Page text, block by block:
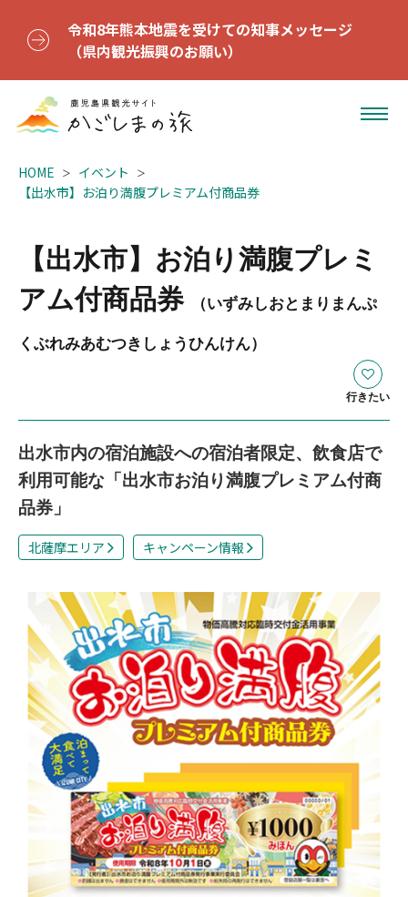
令和8年熊本地震を受けての知事メッセージ
（県内観光振興のお願い）
HOME
イベント
【出水市】お泊り満腹プレミアム付商品券
【出水市】お泊り満腹プレミ
アム付商品券
（いずみしおとまりまんぷ
くぶれみあむつきしょうひんけん）
行きたい
出水市内の宿泊施設への宿泊者限定、飲食店で
利用可能な「出水市お泊り満腹プレミアム付商
品券」
北薩摩エリア キャンペーン情報